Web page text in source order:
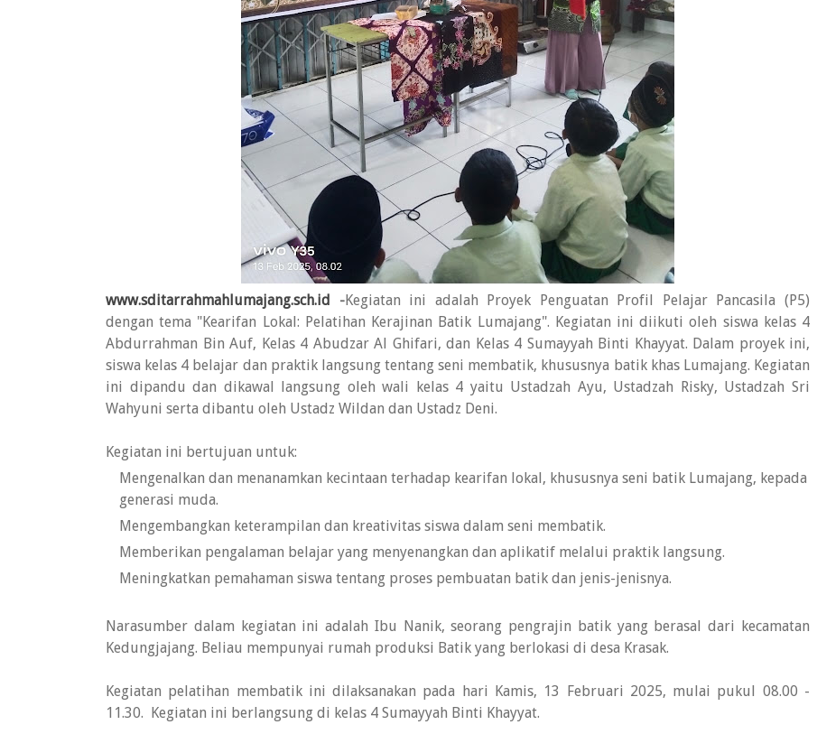
www.sditarrahmahlumajang.sch.id -Kegiatan ini adalah Proyek Penguatan Profil Pelajar Pancasila (P5)
dengan tema "Kearifan Lokal: Pelatihan Kerajinan Batik Lumajang". Kegiatan ini diikuti oleh siswa kelas 4
Abdurrahman Bin Auf, Kelas 4 Abudzar Al Ghifari, dan Kelas 4 Sumayyah Binti Khayyat. Dalam proyek ini,
siswa kelas 4 belajar dan praktik langsung tentang seni membatik, khususnya batik khas Lumajang. Kegiatan
ini dipandu dan dikawal langsung oleh wali kelas 4 yaitu Ustadzah Ayu, Ustadzah Risky, Ustadzah Sri
Wahyuni serta dibantu oleh Ustadz Wildan dan Ustadz Deni.
Kegiatan ini bertujuan untuk:
Mengenalkan dan menanamkan kecintaan terhadap kearifan lokal, khususnya seni batik Lumajang, kepada
generasi muda.
Mengembangkan keterampilan dan kreativitas siswa dalam seni membatik.
Memberikan pengalaman belajar yang menyenangkan dan aplikatif melalui praktik langsung.
Meningkatkan pemahaman siswa tentang proses pembuatan batik dan jenis-jenisnya.
Narasumber dalam kegiatan ini adalah Ibu Nanik, seorang pengrajin batik yang berasal dari kecamatan
Kedungjajang. Beliau mempunyai rumah produksi Batik yang berlokasi di desa Krasak.
Kegiatan pelatihan membatik ini dilaksanakan pada hari Kamis, 13 Februari 2025, mulai pukul 08.00 -
11.30. Kegiatan ini berlangsung di kelas 4 Sumayyah Binti Khayyat.